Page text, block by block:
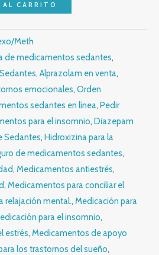
CARRITO
Meth
de medicamentos sedantes,
, Alprazolam en venta,
emocionales, Orden
sedantes en línea, Pedir
para el insomnio, Diazepam
Sedantes, Hidroxizina para la
de medicamentos sedantes,
, Medicamentos antiestrés,
, Medicamentos para conciliar el
relajación mental., Medicación para
para el insomnio,
estrés, Medicamentos de apoyo
los trastornos del sueño,